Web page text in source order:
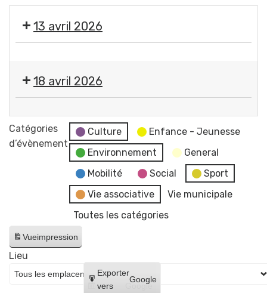
13 avril 2026
Éclosions
"
par
Flo-
M
dessinatrice
18 avril 2026
"
Dessine
Catégories
d’évènement
Culture
Enfance - Jeunesse
Environnement
General
Mobilité
Social
Sport
Vie associative
Vie municipale
Toutes les catégories
Vueimpression
Créer
un
Google
Exporter
vers
Google
Lieu